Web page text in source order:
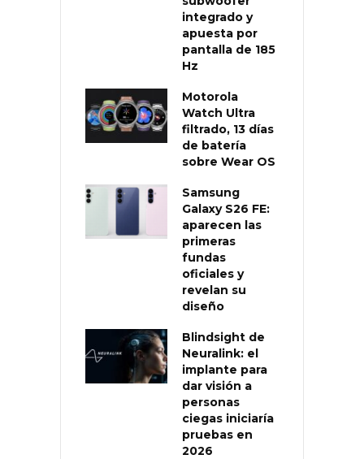
integrado y
apuesta por
pantalla de 185
Hz
Motorola
Watch Ultra
filtrado, 13 días
de batería
sobre Wear OS
Samsung
Galaxy S26 FE:
aparecen las
primeras
fundas
oficiales y
revelan su
diseño
Blindsight de
Neuralink: el
implante para
dar visión a
personas
ciegas iniciaría
pruebas en
2026